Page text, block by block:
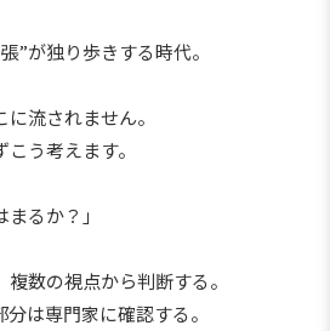
”が独り歩きする時代。
流されません。
う考えます。
るか？」
数の視点から判断する。
は専門家に確認する。